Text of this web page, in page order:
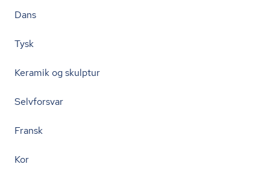
Dans
Tysk
Keramik og skulptur
Selvforsvar
Fransk
Kor